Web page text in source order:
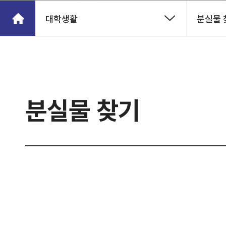
대학생활 분실물
분실물 찾기